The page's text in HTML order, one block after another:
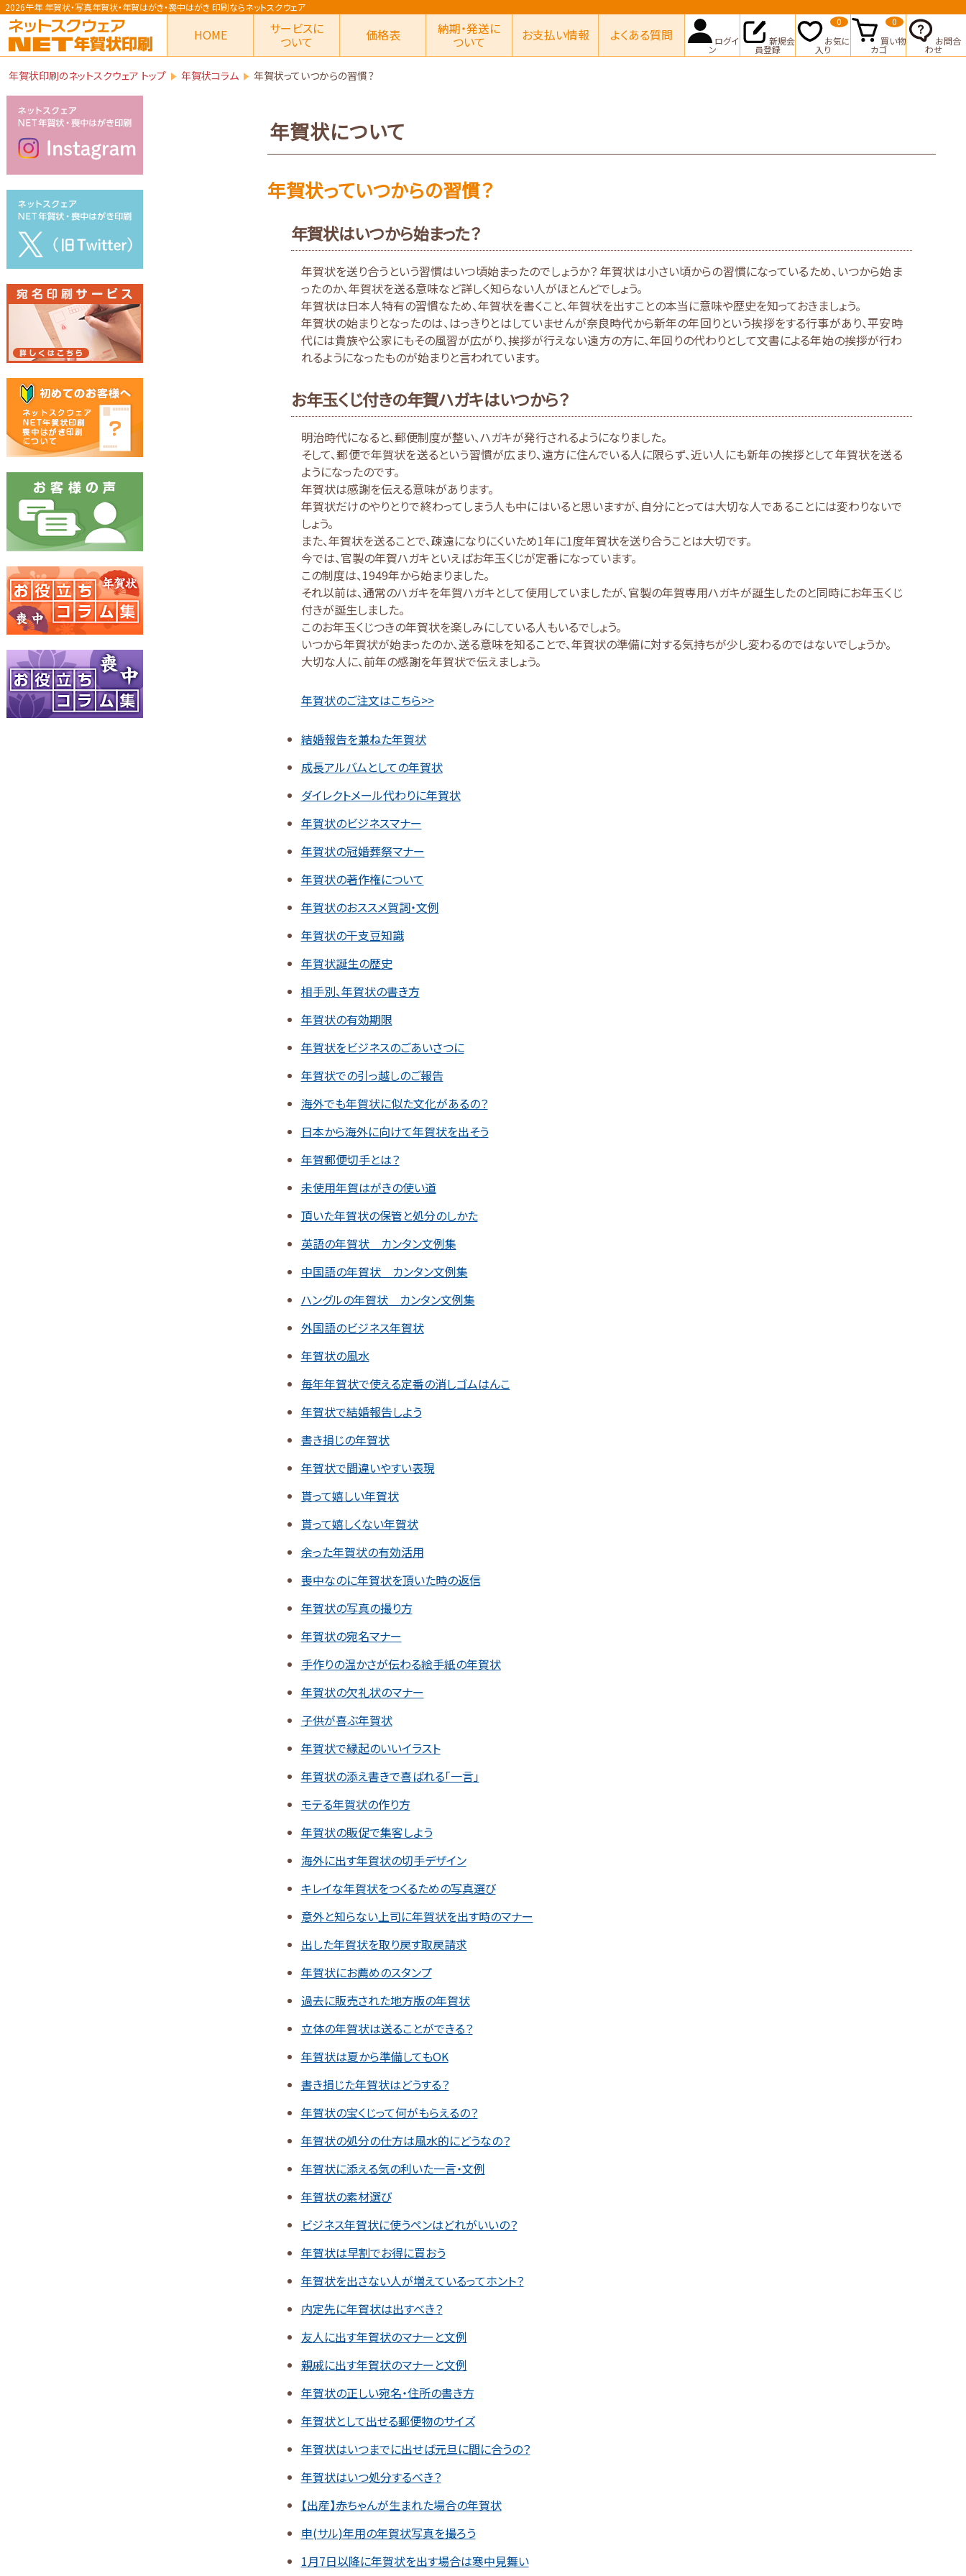
2026午年 年賀状・写真年賀状・年賀はがき・喪中はがき 印刷ならネットスクウェア
HOME サービスに
ついて 価格表 納期・発送に
ついて お支払い情報 よくある質問 ログイ
ン
新規会
員登録
お気に
入り
0
買い物
カゴ
0
お問合
わせ
年賀状印刷のネットスクウェア トップ 年賀状コラム 年賀状っていつからの習慣？
年賀状について
年賀状っていつからの習慣？
年賀状はいつから始まった？
年賀状を送り合うという習慣はいつ頃始まったのでしょうか？ 年賀状は小さい頃からの習慣になっているため、いつから始ま
ったのか、年賀状を送る意味など詳しく知らない人がほとんどでしょう。
年賀状は日本人特有の習慣なため、年賀状を書くこと、年賀状を出すことの本当に意味や歴史を知っておきましょう。
年賀状の始まりとなったのは、はっきりとはしていませんが奈良時代から新年の年回りという挨拶をする行事があり、平安時
代には貴族や公家にもその風習が広がり、挨拶が行えない遠方の方に、年回りの代わりとして文書による年始の挨拶が行わ
れるようになったものが始まりと言われています。
お年玉くじ付きの年賀ハガキはいつから？
明治時代になると、郵便制度が整い、ハガキが発行されるようになりました。
そして、郵便で年賀状を送るという習慣が広まり、遠方に住んでいる人に限らず、近い人にも新年の挨拶として年賀状を送る
ようになったのです。
年賀状は感謝を伝える意味があります。
年賀状だけのやりとりで終わってしまう人も中にはいると思いますが、自分にとっては大切な人であることには変わりないで
しょう。
また、年賀状を送ることで、疎遠になりにくいため1年に1度年賀状を送り合うことは大切です。
今では、官製の年賀ハガキといえばお年玉くじが定番になっています。
この制度は、1949年から始まりました。
それ以前は、通常のハガキを年賀ハガキとして使用していましたが、官製の年賀専用ハガキが誕生したのと同時にお年玉くじ
付きが誕生しました。
このお年玉くじつきの年賀状を楽しみにしている人もいるでしょう。
いつから年賀状が始まったのか、送る意味を知ることで、年賀状の準備に対する気持ちが少し変わるのではないでしょうか。
大切な人に、前年の感謝を年賀状で伝えましょう。
年賀状のご注文はこちら>>
結婚報告を兼ねた年賀状
成長アルバムとしての年賀状
ダイレクトメール代わりに年賀状
年賀状のビジネスマナー
年賀状の冠婚葬祭マナー
年賀状の著作権について
年賀状のおススメ賀詞・文例
年賀状の干支豆知識
年賀状誕生の歴史
相手別、年賀状の書き方
年賀状の有効期限
年賀状をビジネスのごあいさつに
年賀状での引っ越しのご報告
海外でも年賀状に似た文化があるの？
日本から海外に向けて年賀状を出そう
年賀郵便切手とは？
未使用年賀はがきの使い道
頂いた年賀状の保管と処分のしかた
英語の年賀状 カンタン文例集
中国語の年賀状 カンタン文例集
ハングルの年賀状 カンタン文例集
外国語のビジネス年賀状
年賀状の風水
毎年年賀状で使える定番の消しゴムはんこ
年賀状で結婚報告しよう
書き損じの年賀状
年賀状で間違いやすい表現
貰って嬉しい年賀状
貰って嬉しくない年賀状
余った年賀状の有効活用
喪中なのに年賀状を頂いた時の返信
年賀状の写真の撮り方
年賀状の宛名マナー
手作りの温かさが伝わる絵手紙の年賀状
年賀状の欠礼状のマナー
子供が喜ぶ年賀状
年賀状で縁起のいいイラスト
年賀状の添え書きで喜ばれる「一言」
モテる年賀状の作り方
年賀状の販促で集客しよう
海外に出す年賀状の切手デザイン
キレイな年賀状をつくるための写真選び
意外と知らない上司に年賀状を出す時のマナー
出した年賀状を取り戻す取戻請求
年賀状にお薦めのスタンプ
過去に販売された地方版の年賀状
立体の年賀状は送ることができる？
年賀状は夏から準備してもOK
書き損じた年賀状はどうする？
年賀状の宝くじって何がもらえるの？
年賀状の処分の仕方は風水的にどうなの？
年賀状に添える気の利いた一言・文例
年賀状の素材選び
ビジネス年賀状に使うペンはどれがいいの？
年賀状は早割でお得に買おう
年賀状を出さない人が増えているってホント？
内定先に年賀状は出すべき？
友人に出す年賀状のマナーと文例
親戚に出す年賀状のマナーと文例
年賀状の正しい宛名・住所の書き方
年賀状として出せる郵便物のサイズ
年賀状はいつまでに出せば元旦に間に合うの？
年賀状はいつ処分するべき？
【出産】赤ちゃんが生まれた場合の年賀状
申(サル)年用の年賀状写真を撮ろう
1月7日以降に年賀状を出す場合は寒中見舞い